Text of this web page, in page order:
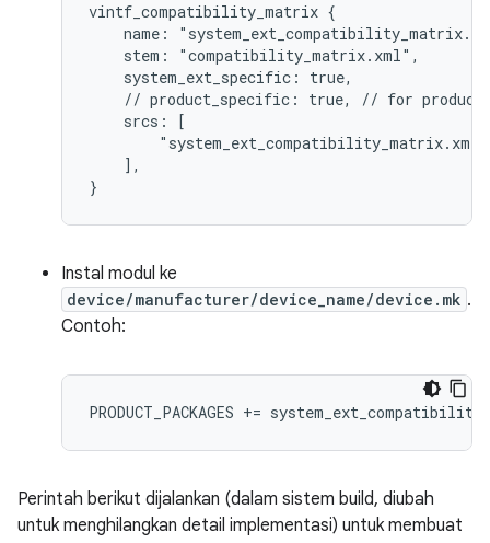
vintf_compatibility_matrix {
name:
    stem: "compatibility_matrix.xml",
    system_ext_specific: true,
// product_specific: true, // for product
    srcs: [
    ],
}
Instal modul ke
device/manufacturer/device_name/device.mk .
Contoh:
PRODUCT_PACKAGES +=
Perintah berikut dijalankan (dalam sistem build, diubah
untuk menghilangkan detail implementasi) untuk membuat